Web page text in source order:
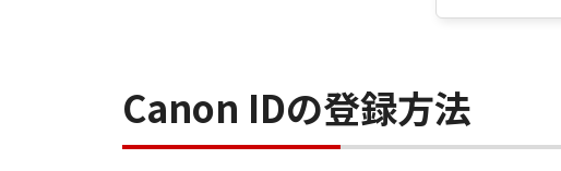
Canon IDの登録方法